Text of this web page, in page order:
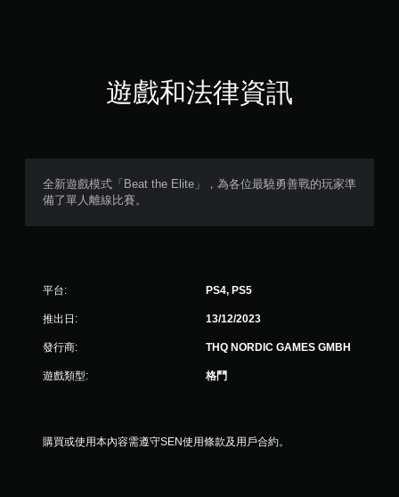
分
，
遊戲和法律資訊
全新遊戲模式「Beat the Elite」，為各位最驍勇善戰的玩家準
備了單人離線比賽。
平台: PS4, PS5
推出日: 13/12/2023
發行商: THQ NORDIC GAMES GMBH
遊戲類型: 格鬥
購買或使用本內容需遵守SEN使用條款及用戶合約。